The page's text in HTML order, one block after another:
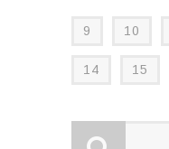
9 10
14 15